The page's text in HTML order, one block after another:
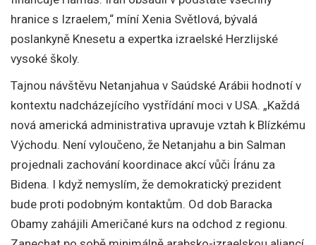
hranice s Izraelem,“ míní Xenia Světlová, bývalá
poslankyně Knesetu a expertka izraelské Herzlijské
vysoké školy.
Tajnou návštěvu Netanjahua v Saúdské Arábii hodnotí v
kontextu nadcházejícího vystřídání moci v USA. „Každá
nová americká administrativa upravuje vztah k Blízkému
Východu. Není vyloučeno, že Netanjahu a bin Salman
projednali zachování koordinace akcí vůči Íránu za
Bidena. I když nemyslím, že demokratický prezident
bude proti podobným kontaktům. Od dob Baracka
Obamy zahájili Američané kurs na odchod z regionu.